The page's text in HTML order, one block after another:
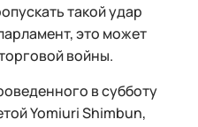
такой удар
это может
войны.
в субботу
Yomiuri Shimbun,